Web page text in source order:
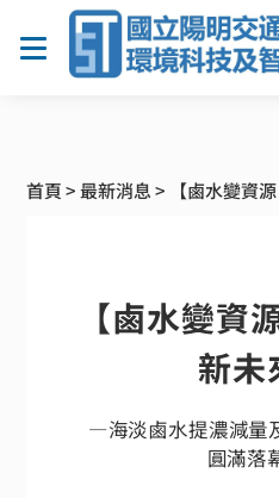
首頁>最新消息> 【鹵水變資
【鹵水變資
新未
—海淡鹵水提濃減量
圓滿落